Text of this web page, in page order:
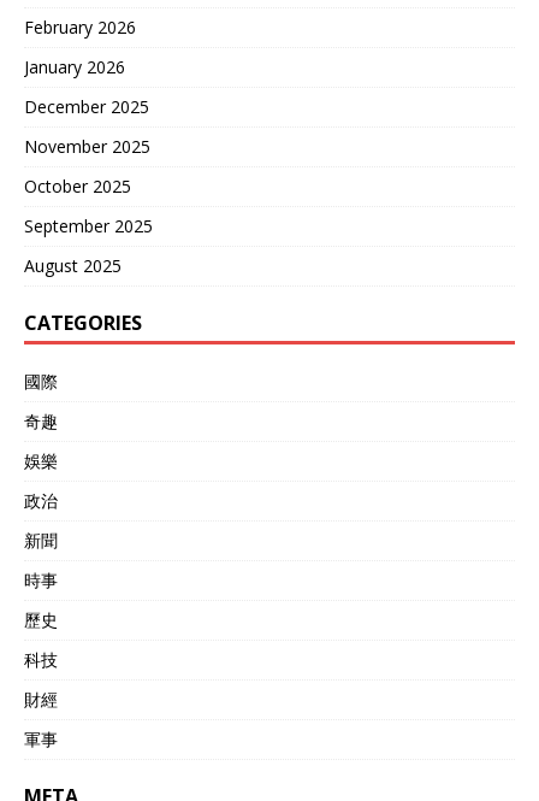
February 2026
January 2026
December 2025
November 2025
October 2025
September 2025
August 2025
CATEGORIES
國際
奇趣
娛樂
政治
新聞
時事
歷史
科技
財經
軍事